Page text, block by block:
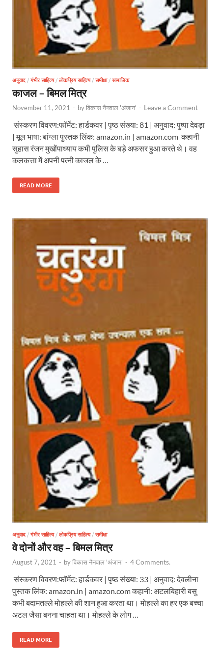
अनुवाद / गंभीर साहित्य/ लोकप्रिय साहित्य/ समीक्षा/ सामाजिक
काजल – बिमल मित्र
November 11, 2021 - byविकास नैनवाल 'अंजान' - Leave a Comment
संस्करण विवरण:फॉर्मेट: हार्डकवर | पृष्ठ संख्या: 81 | अनुवाद: पुष्पा देवड़ा
| मूल भाषा: बांग्ला पुस्तक लिंक: amazon.in | amazon.com कहानी
सुहास रंजन मुखोंपाध्याय कभी पुलिस के बड़े अफसर हुआ करते थे। वह
कलकत्ता में अपनी पत्नी काजल के …
READ MORE
अनुवाद / गंभीर साहित्य/ लोकप्रिय साहित्य/ समीक्षा
वे दोनों और वह – बिमल मित्र
August 7, 2021 - byविकास नैनवाल 'अंजान' - 4 Comments.
संस्करण विवरण:फॉर्मेट: हार्डकवर | पृष्ठ संख्या: 33 | अनुवाद: देवलीना
पुस्तक लिंक: amazon.in | amazon.com कहानी: अटलबिहारी बसु
कभी बदामतल्ले मोहल्ले की शान हुआ करता था। मोहल्ले का हर एक बच्चा
अटल जैसा बनना चाहता था। मोहल्ले के लोग …
READ MORE